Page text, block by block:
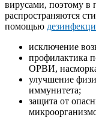
вирусами, поэтому в
распространяются
помощью
исключение
профилактика
ОРВИ,
улучшение
иммунитета;
защита от